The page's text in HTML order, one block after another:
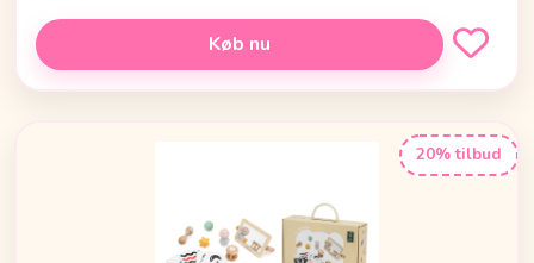
Køb nu
20% tilbud